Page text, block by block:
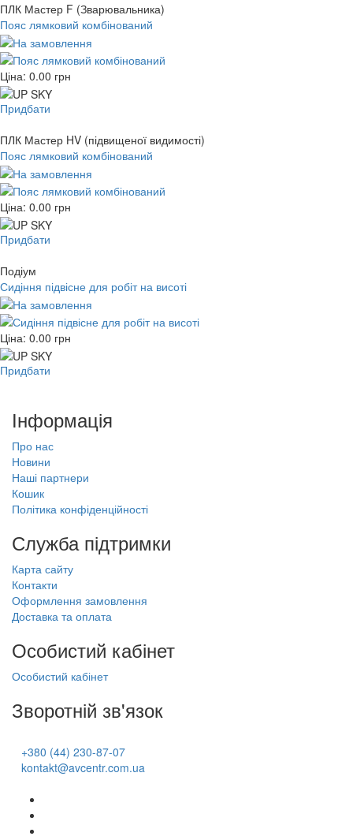
ПЛК Мастер F (Зварювальника)
Пояс лямковий комбінований
Ціна: 0.00 грн
Придбати
ПЛК Мастер HV (підвищеної видимості)
Пояс лямковий комбінований
Ціна: 0.00 грн
Придбати
Подіум
Сидіння підвісне для робіт на висоті
Ціна: 0.00 грн
Придбати
Інформація
Про нас
Новини
Наші партнери
Кошик
Політика конфіденційності
Служба підтримки
Карта сайту
Контакти
Оформлення замовлення
Доставка та оплата
Особистий кабінет
Особистий кабінет
Зворотній зв'язок
+380 (44) 230-87-07
kontakt@avcentr.com.ua